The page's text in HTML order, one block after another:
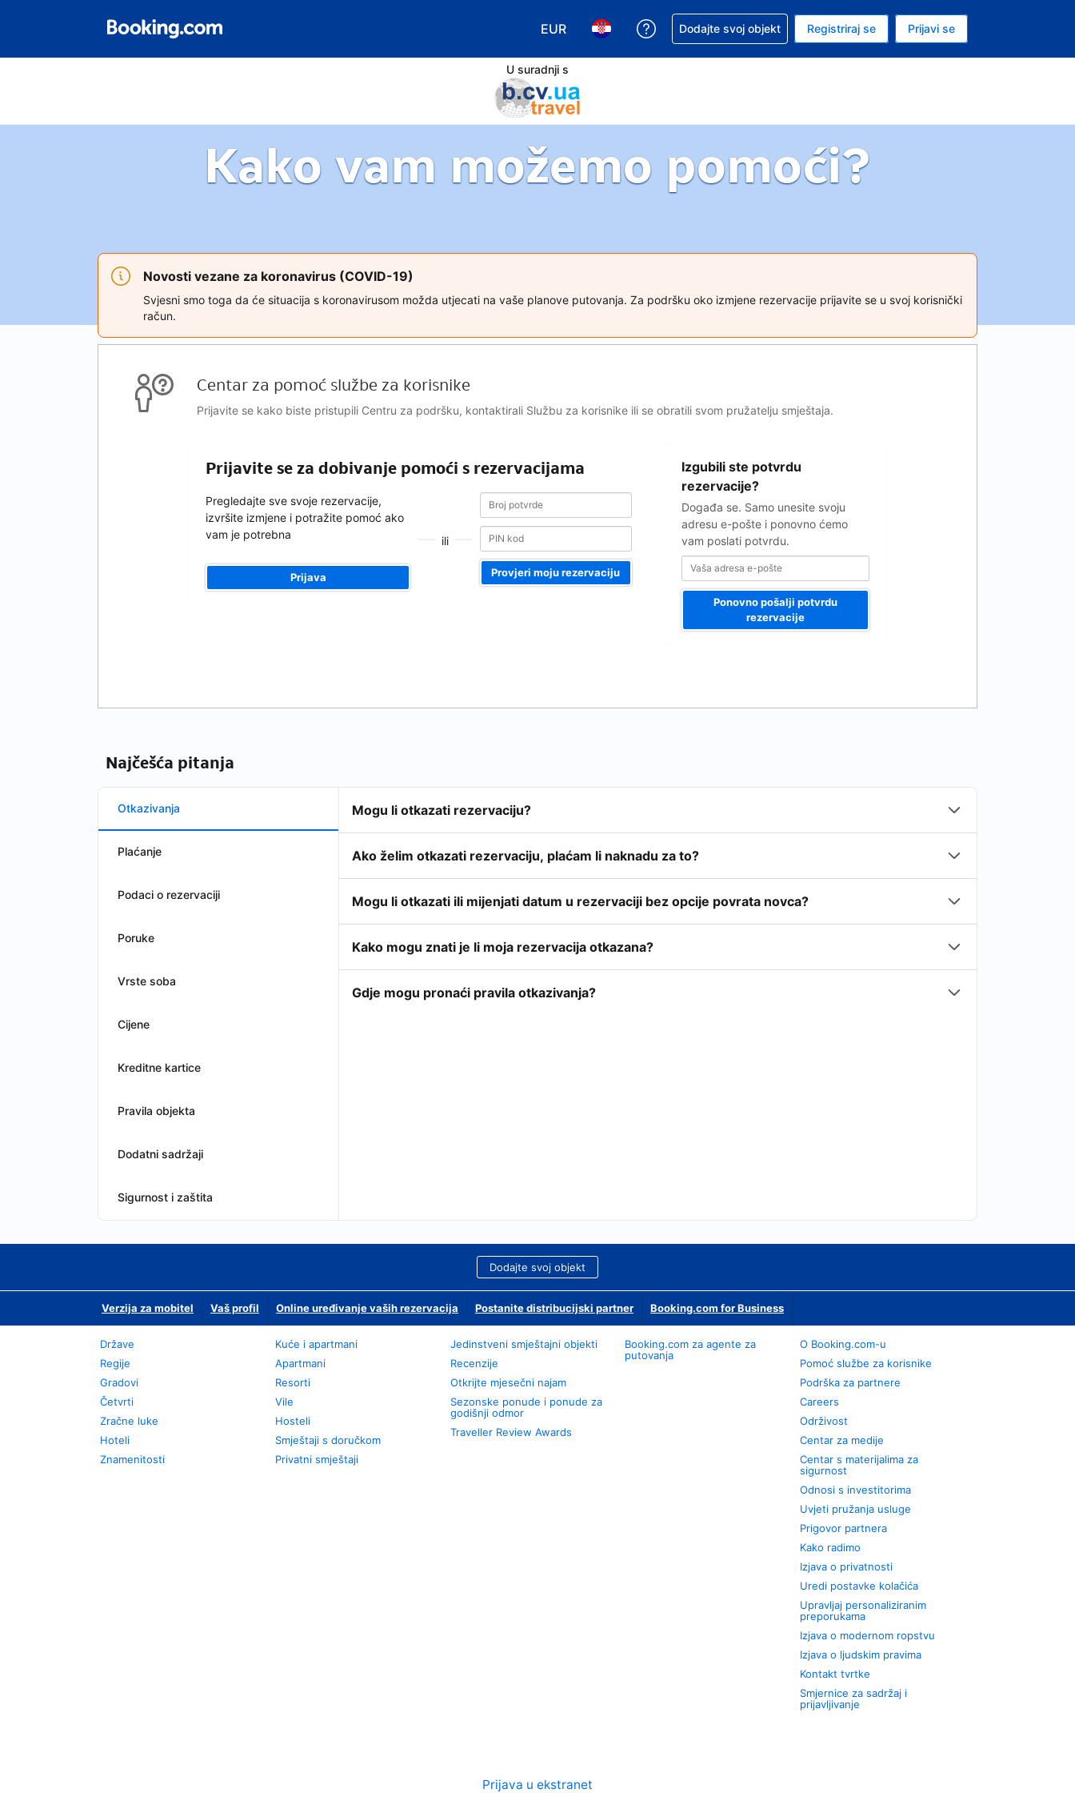
EUR
Odaberite valutu. Vaša je trenutačna valuta EUR
Odaberite svoj jezik. Vaš je trenutačni jezik Hrvatskom
Zatražite pomoć sa svojom rezervacijom
Dodajte svoj objekt Registriraj se Prijavi se
U suradnji s
Kako vam možemo pomoći?
Novosti vezane za koronavirus (COVID-19)
Svjesni smo toga da će situacija s koronavirusom možda utjecati na vaše planove putovanja. Za podršku oko izmjene rezervacije prijavite se u svoj korisnički
račun.
Centar za pomoć službe za korisnike
Prijavite se kako biste pristupili Centru za podršku, kontaktirali Službu za korisnike ili se obratili svom pružatelju smještaja.
Prijavite se za dobivanje pomoći s rezervacijama
Pregledajte sve svoje rezervacije,
izvršite izmjene i potražite pomoć ako
vam je potrebna
Prijava
ili
Broj
potvrde
Broj
potvrde
Provjeri moju rezervaciju
Izgubili ste potvrdu
rezervacije?
Događa se. Samo unesite svoju
adresu e-pošte i ponovno ćemo
vam poslati potvrdu.
adresa
pošte
Ponovno pošalji potvrdu
rezervacije
Najčešća pitanja
Otkazivanja
Plaćanje
Podaci o rezervaciji
Poruke
Vrste soba
Cijene
Kreditne kartice
Pravila objekta
Dodatni sadržaji
Sigurnost i zaštita
Mogu li otkazati rezervaciju?
Ako želim otkazati rezervaciju, plaćam li naknadu za to?
Mogu li otkazati ili mijenjati datum u rezervaciji bez opcije povrata novca?
Kako mogu znati je li moja rezervacija otkazana?
Gdje mogu pronaći pravila otkazivanja?
Dodajte svoj objekt
Verzija za mobitel Vaš profil Online uređivanje vaših rezervacija Postanite distribucijski partner Booking.com for Business
Države
Regije
Gradovi
Četvrti
Zračne luke
Hoteli
Znamenitosti
Kuće i apartmani
Apartmani
Resorti
Vile
Hosteli
Smještaji s doručkom
Privatni smještaji
Jedinstveni smještajni objekti
Recenzije
Otkrijte mjesečni najam
Sezonske ponude i ponude za
godišnji odmor
Traveller Review Awards
Booking.com za agente za
putovanja
O Booking.com-u
Pomoć službe za korisnike
Podrška za partnere
Careers
Održivost
Centar za medije
Centar s materijalima za
sigurnost
Odnosi s investitorima
Uvjeti pružanja usluge
Prigovor partnera
Kako radimo
Izjava o privatnosti
Uredi postavke kolačića
Upravljaj personaliziranim
preporukama
Izjava o modernom ropstvu
Izjava o ljudskim pravima
Kontakt tvrtke
Smjernice za sadržaj i
prijavljivanje
Prijava u ekstranet